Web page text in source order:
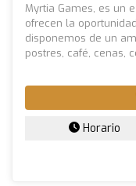
Myrtia Games, es un
ofrecen la
disponemos de un
postres, café, cenas,
Horario